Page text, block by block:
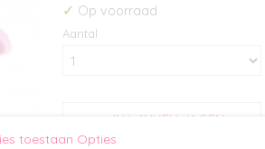
✓ Op voorraad
Aantal
IN WINKELWAGEN
toestaan Opties